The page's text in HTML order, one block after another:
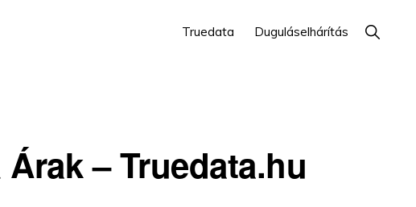
Truedata Duguláselhárítás Show
Search
– Truedata.hu